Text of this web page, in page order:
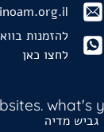
להזמנות
לחצו כאן
what's
גביש מדיה